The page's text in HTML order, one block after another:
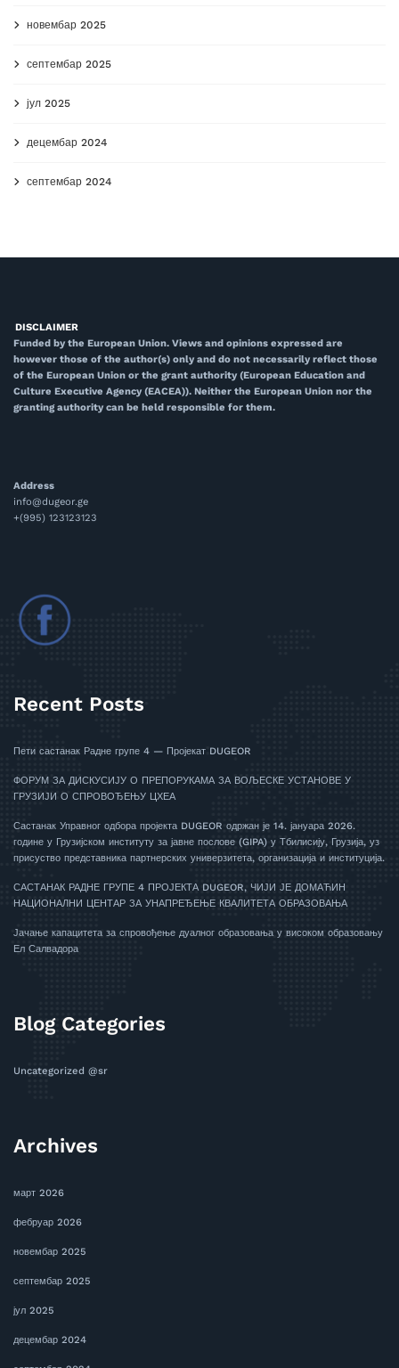
новембар 2025
септембар 2025
јул 2025
децембар 2024
септембар 2024
DISCLAIMER
Funded by the European Union. Views and opinions expressed are
however those of the author(s) only and do not necessarily reflect those
of the European Union or the grant authority (European Education and
Culture Executive Agency (EACEA)). Neither the European Union nor the
granting authority can be held responsible for them.
Address
info@dugeor.ge
+(995) 123123123
Recent Posts
Пети састанак Радне групе 4 — Пројекат DUGEOR
ФОРУМ ЗА ДИСКУСИЈУ О ПРЕПОРУКАМА ЗА ВОЉЕСКЕ УСТАНОВЕ У
ГРУЗИЈИ О СПРОВОЂЕЊУ ЦХЕА
Састанак Управног одбора пројекта DUGEOR одржан је 14. јануара 2026.
године у Грузијском институту за јавне послове (GIPA) у Тбилисију, Грузија, уз
присуство представника партнерских универзитета, организација и институција.
САСТАНАК РАДНЕ ГРУПЕ 4 ПРОЈЕКТА DUGEOR, ЧИЈИ ЈЕ ДОМАЋИН
НАЦИОНАЛНИ ЦЕНТАР ЗА УНАПРЕЂЕЊЕ КВАЛИТЕТА ОБРАЗОВАЊА
Јачање капацитета за спровођење дуалног образовања у високом образовању
Ел Салвадора
Blog Categories
Uncategorized @sr
Archives
март 2026
фебруар 2026
новембар 2025
септембар 2025
јул 2025
децембар 2024